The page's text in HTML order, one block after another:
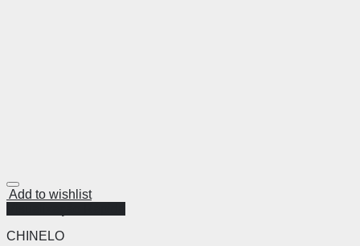
Add to wishlist
CHINELO